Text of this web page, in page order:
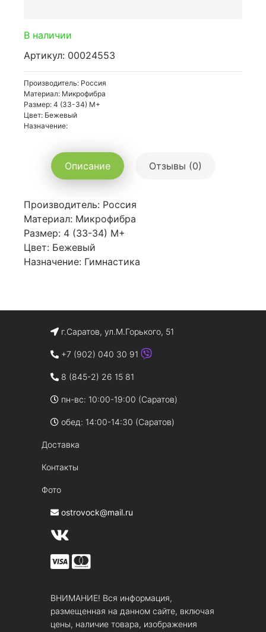
В наличии
Артикул: 00024553
Производитель: Россия
Материал: Микрофибра
Размер: 4 (33-34) M+
Цвет: Бежевый
Назначение:
Описание Отзывы (0)
Производитель: Россия
Материал: Микрофибра
Размер: 4 (33-34) M+
Цвет: Бежевый
Назначение: Гимнастика
г.Саратов, ул.М.Горького, 51
+7 (902) 040 30 91
8 (845-2) 26 15 81
пн-вс: 10:00-19:00 (Саратов)
обед: 14:00-14:30 (Саратов)
Доставка
Контакты
Фото
ostrovock@mail.ru
ВНИМАНИЕ! Вся информация,
размещенная на данном сайте, включая
цены, наличие товара, изображения